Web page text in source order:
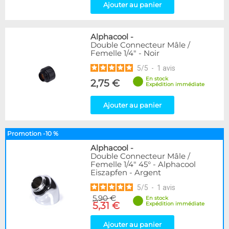
Ajouter au panier
Alphacool -
Double Connecteur Mâle /
Femelle 1/4" - Noir
5/5 - 1 avis
2,75 €
En stock
Expédition immédiate
Ajouter au panier
Promotion -10 %
Alphacool -
Double Connecteur Mâle /
Femelle 1/4" 45° - Alphacool
Eiszapfen - Argent
5/5 - 1 avis
5,90 €
5,31 €
En stock
Expédition immédiate
Ajouter au panier